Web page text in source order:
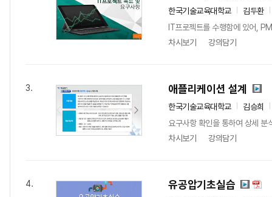
한국기술교육대학교
김두환
IT프로젝트를 수행함에 있어,
차시보기
강의담기
3. 애플리케이션 설계
한국기술교육대학교
김승희
요구사항 확인을 통하여 상세
차시보기
강의담기
4. 유공압기초실습